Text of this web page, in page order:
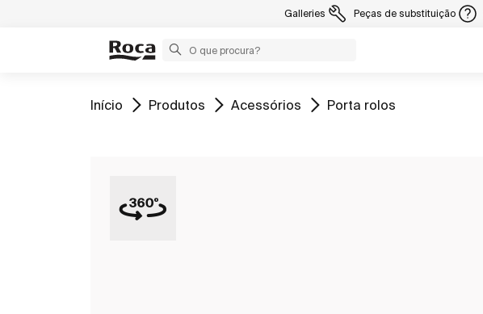
Galleries Peças de substituição
Ir para
Início Ir para
Produtos Ir para
Acessórios Ir para
Porta rolos